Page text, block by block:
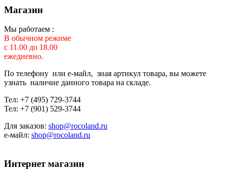
Магазин
Мы работаем :
В обычном режиме
с 11.00 до 18.00
ежедневно.
По телефону или е-майл, зная артикул товара, вы можете
узнать наличие данного товара на складе.
Тел: +7 (495) 729-3744
Тел: +7 (901) 529-3744
Для заказов: shop@rocoland.ru
е-майл: shop@rocoland.ru
Интернет магазин